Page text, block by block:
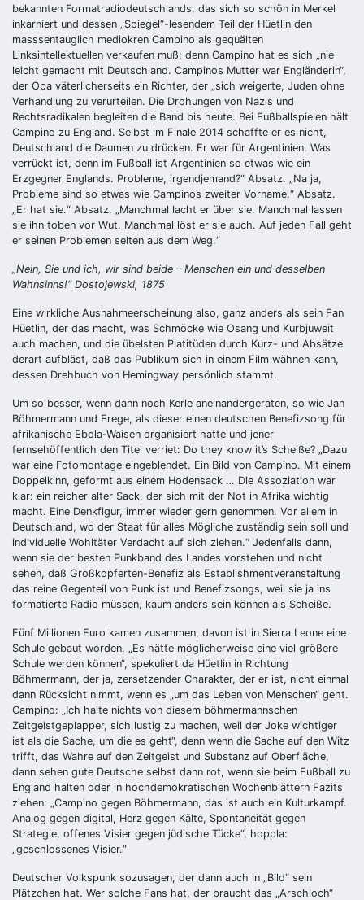
bekannten Formatradiodeutschlands, das sich so schön in Merkel
inkarniert und dessen „Spiegel“-lesendem Teil der Hüetlin den
masssentauglich mediokren Campino als gequälten
Linksintellektuellen verkaufen muß; denn Campino hat es sich „nie
leicht gemacht mit Deutschland. Campinos Mutter war Engländerin“,
der Opa väterlicherseits ein Richter, der „sich weigerte, Juden ohne
Verhandlung zu verurteilen. Die Drohungen von Nazis und
Rechtsradikalen begleiten die Band bis heute. Bei Fußballspielen hält
Campino zu England. Selbst im Finale 2014 schaffte er es nicht,
Deutschland die Daumen zu drücken. Er war für Argentinien. Was
verrückt ist, denn im Fußball ist Argentinien so etwas wie ein
Erzgegner Englands. Probleme, irgendjemand?“ Absatz. „Na ja,
Probleme sind so etwas wie Campinos zweiter Vorname.“ Absatz.
„Er hat sie.“ Absatz. „Manchmal lacht er über sie. Manchmal lassen
sie ihn toben vor Wut. Manchmal löst er sie auch. Auf jeden Fall geht
er seinen Problemen selten aus dem Weg.“
„Nein, Sie und ich, wir sind beide – Menschen ein und desselben
Wahnsinns!“ Dostojewski, 1875
Eine wirkliche Ausnahmeerscheinung also, ganz anders als sein Fan
Hüetlin, der das macht, was Schmöcke wie Osang und Kurbjuweit
auch machen, und die übelsten Platitüden durch Kurz- und Absätze
derart aufbläst, daß das Publikum sich in einem Film wähnen kann,
dessen Drehbuch von Hemingway persönlich stammt.
Um so besser, wenn dann noch Kerle aneinandergeraten, so wie Jan
Böhmermann und Frege, als dieser einen deutschen Benefizsong für
afrikanische Ebola-Waisen organisiert hatte und jener
fernsehöffentlich den Titel verriet: Do they know it’s Scheiße? „Dazu
war eine Fotomontage eingeblendet. Ein Bild von Campino. Mit einem
Doppelkinn, geformt aus einem Hodensack … Die Assoziation war
klar: ein reicher alter Sack, der sich mit der Not in Afrika wichtig
macht. Eine Denkfigur, immer wieder gern genommen. Vor allem in
Deutschland, wo der Staat für alles Mögliche zuständig sein soll und
individuelle Wohltäter Verdacht auf sich ziehen.“ Jedenfalls dann,
wenn sie der besten Punkband des Landes vorstehen und nicht
sehen, daß Großkopferten-Benefiz als Establishmentveranstaltung
das reine Gegenteil von Punk ist und Benefizsongs, weil sie ja ins
formatierte Radio müssen, kaum anders sein können als Scheiße.
Fünf Millionen Euro kamen zusammen, davon ist in Sierra Leone eine
Schule gebaut worden. „Es hätte möglicherweise eine viel größere
Schule werden können“, spekuliert da Hüetlin in Richtung
Böhmermann, der ja, zersetzender Charakter, der er ist, nicht einmal
dann Rücksicht nimmt, wenn es „um das Leben von Menschen“ geht.
Campino: „Ich halte nichts von diesem böhmermannschen
Zeitgeistgeplapper, sich lustig zu machen, weil der Joke wichtiger
ist als die Sache, um die es geht“, denn wenn die Sache auf den Witz
trifft, das Wahre auf den Zeitgeist und Substanz auf Oberfläche,
dann sehen gute Deutsche selbst dann rot, wenn sie beim Fußball zu
England halten oder in hochdemokratischen Wochenblättern Fazits
ziehen: „Campino gegen Böhmermann, das ist auch ein Kulturkampf.
Analog gegen digital, Herz gegen Kälte, Spontaneität gegen
Strategie, offenes Visier gegen jüdische Tücke“, hoppla:
„geschlossenes Visier.“
Deutscher Volkspunk sozusagen, der dann auch in „Bild“ sein
Plätzchen hat. Wer solche Fans hat, der braucht das „Arschloch“